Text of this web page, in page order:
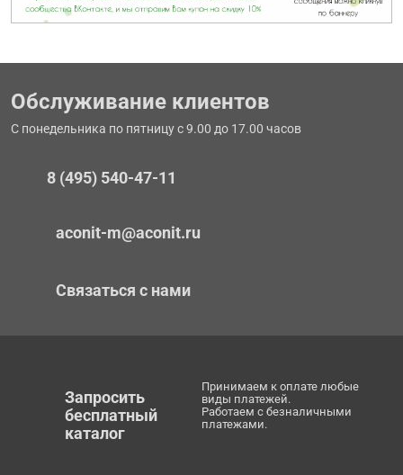
Обслуживание клиентов
С понедельника по пятницу с 9.00 до 17.00 часов
8 (495) 540-47-11
aconit-m@aconit.ru
Связаться с нами
Запросить
бесплатный
каталог
Принимаем к оплате любые
виды платежей.
Работаем с безналичными
платежами.